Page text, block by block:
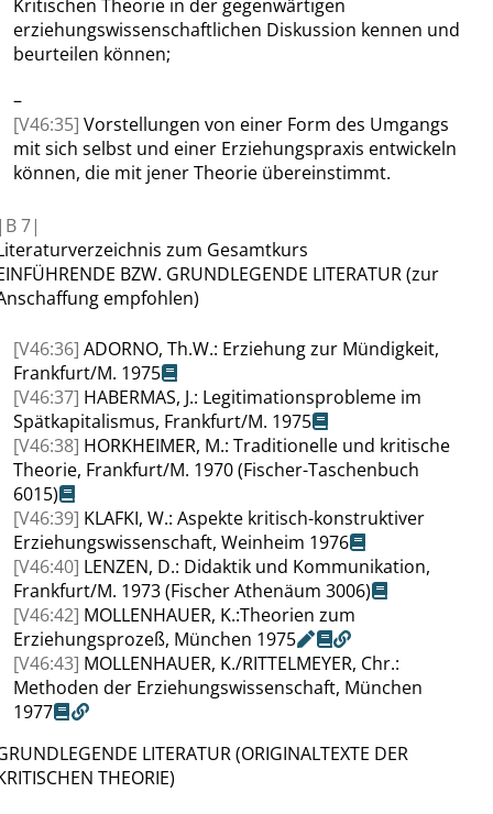
Kritischen Theorie in der gegenwärtigen
erziehungswissenschaftlichen Diskussion kennen und
beurteilen können;
–
[V46:35] Vorstellungen von einer Form des Umgangs
mit sich selbst und einer Erziehungspraxis entwickeln
können, die mit jener Theorie übereinstimmt.
B7|
zum Gesamtkurs
BZW. GRUNDLEGENDE LITERATUR(zur
empfohlen)
[V46:36] ADORNO, Th.W.: Erziehung zur Mündigkeit,
Frankfurt/M. 1975
[V46:37] HABERMAS, J.: Legitimationsprobleme im
Spätkapitalismus, Frankfurt/M. 1975
[V46:38] HORKHEIMER, M.: Traditionelle und kritische
Theorie, Frankfurt/M. 1970 (Fischer-Taschenbuch
6015)
[V46:39] KLAFKI, W.: Aspekte kritisch-konstruktiver
Erziehungswissenschaft, Weinheim 1976
[V46:40] LENZEN, D.: Didaktik und Kommunikation,
Frankfurt/M. 1973 (Fischer Athenäum 3006)
[V46:42] MOLLENHAUER, K.:Theorien zum
Erziehungsprozeß, München 1975
[V46:43] MOLLENHAUER, K./RITTELMEYER, Chr.:
Methoden der Erziehungswissenschaft, München
1977
LITERATUR (ORIGINALTEXTE DER
THEORIE)